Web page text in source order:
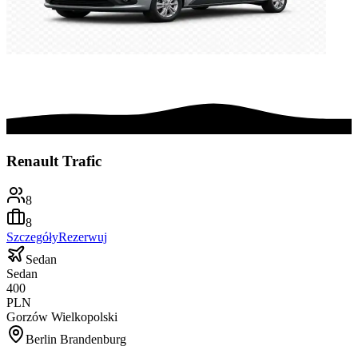
Renault Trafic
8
8
SzczegółyRezerwuj
Sedan
Sedan
400
PLN
Gorzów Wielkopolski
Berlin Brandenburg